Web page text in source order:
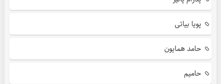
پویا بیاتی
حامد همایون
حامیم